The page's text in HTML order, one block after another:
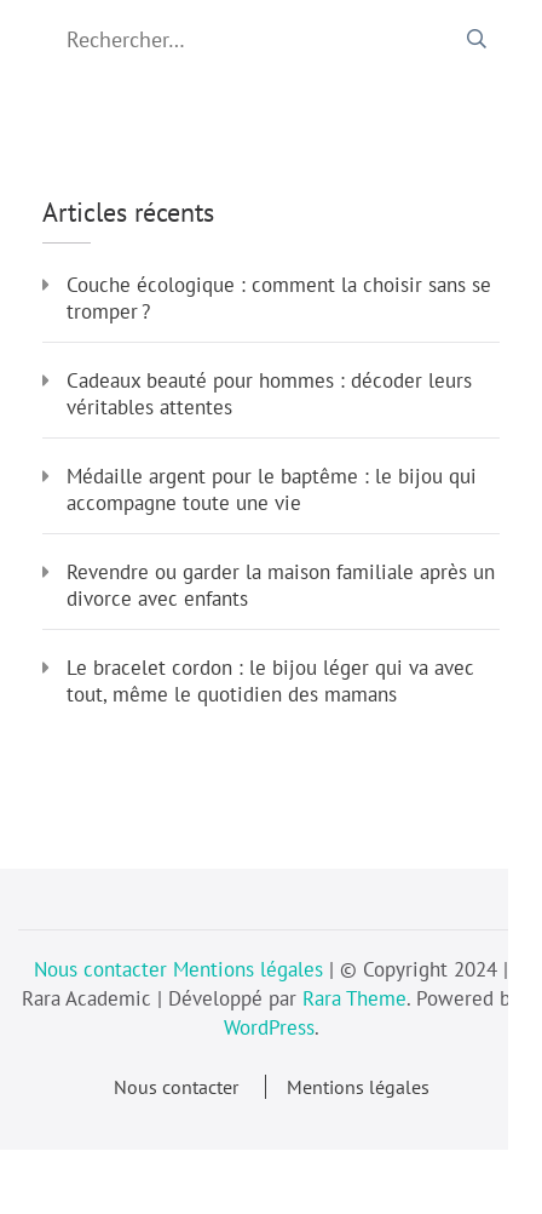
Articles récents
Couche écologique : comment la choisir sans se
tromper ?
Cadeaux beauté pour hommes : décoder leurs
véritables attentes
Médaille argent pour le baptême : le bijou qui
accompagne toute une vie
Revendre ou garder la maison familiale après un
divorce avec enfants
Le bracelet cordon : le bijou léger qui va avec
tout, même le quotidien des mamans
Nous contacter Mentions légales | © Copyright 2024 |
Rara Academic | Développé par Rara Theme. Powered by
WordPress.
Nous contacter Mentions légales